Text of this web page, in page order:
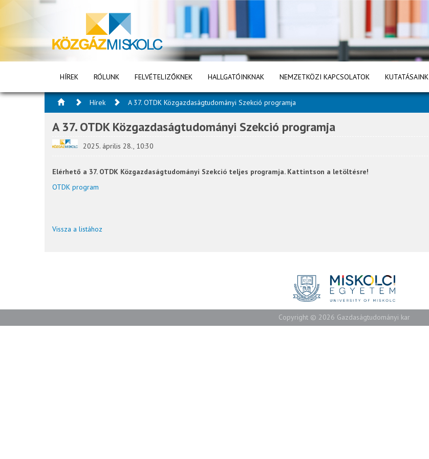
HÍREK RÓLUNK FELVÉTELIZŐKNEK HALLGATÓINKNAK NEMZETKÖZI KAPCSOLATOK KUTATÁSAINK
Hírek A 37. OTDK Közgazdaságtudományi Szekció programja
A 37. OTDK Közgazdaságtudományi Szekció programja
2025. április 28., 10:30
Elérhető a 37. OTDK Közgazdaságtudományi Szekció teljes programja. Kattintson a letöltésre!
OTDK program
Vissza a listához
Copyright © 2026 Gazdaságtudományi kar